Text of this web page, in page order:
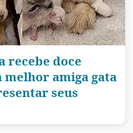
recebe doce
melhor amiga gata
seus